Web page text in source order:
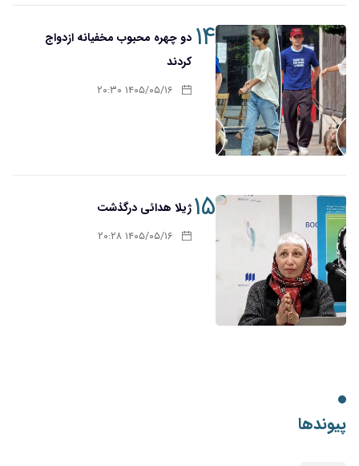
۱۴ دو چهره محبوب مخفیانه ازدواج
کردند
۱۴۰۵/۰۵/۱۶ ۲۰:۳۰
۱۵ژیلا هدائی درگذشت
۱۴۰۵/۰۵/۱۶ ۲۰:۲۸
پیوندها